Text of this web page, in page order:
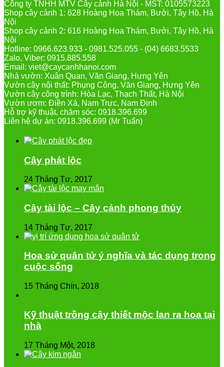
Công ty TNHH MTV Cây cảnh Hà Nội - MST: 0105573223
Shop cây cảnh 1: 628 Hoàng Hoa Thám, Bưởi, Tây Hồ, Hà
Nội
Shop cây cảnh 2: 616 Hoàng Hoa Thám, Bưởi, Tây Hồ, Hà
Nội
Hotline: 0966.623.933 - 0981.525.055 - (04) 6683.5533
Zalo, Viber: 0915.885.558
Email: viet@caycanhhanoi.com
Nhà vườn: Xuân Quan, Văn Giang, Hưng Yên
Vườn cây nội thất: Phụng Công, Văn Giang, Hưng Yên
Vườn cây công trình: Hòa Lạc, Thạch Thất, Hà Nội
Vườn ươm: Điền Xá, Nam Trực, Nam Định
Hỗ trợ kỹ thuật, chăm sóc: 0918.396.699
Liên hệ dự án: 0918.396.699 (Mr Tuấn)
Cây phát lộc
24 Tháng Tư, 2017
Cây tài lộc – Cây cảnh phong thủy
14 Tháng Tư, 2017
Hoa sử quân tử ý nghĩa và tác dụng trong
cuộc sống
15 Tháng Chín, 2018
Kỹ thuật trồng cây thiết mộc lan ra hoa tại
nhà
17 Tháng Một, 2018